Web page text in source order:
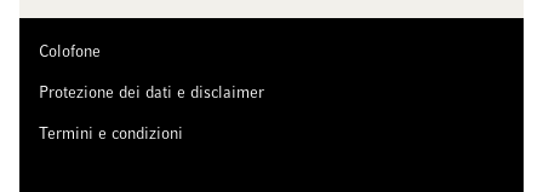
Colofone
Protezione dei dati e disclaimer
Termini e condizioni